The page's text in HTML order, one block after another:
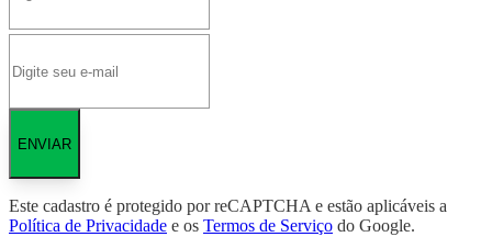
ENVIAR
Este cadastro é protegido por reCAPTCHA e estão aplicáveis a
Política de Privacidade e os Termos de Serviço do Google.